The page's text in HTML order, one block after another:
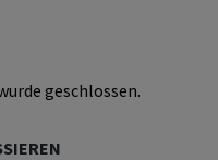
geschlossen.